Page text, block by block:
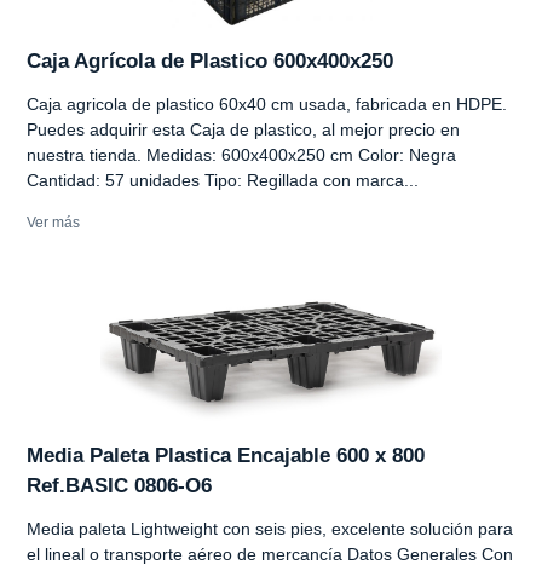
Caja Agrícola de Plastico 600x400x250
Caja agricola de plastico 60x40 cm usada, fabricada en HDPE.
Puedes adquirir esta Caja de plastico, al mejor precio en
nuestra tienda. Medidas: 600x400x250 cm Color: Negra
Cantidad: 57 unidades Tipo: Regillada con marca...
Ver más
Media Paleta Plastica Encajable 600 x 800
Ref.BASIC 0806-O6
Media paleta Lightweight con seis pies, excelente solución para
el lineal o transporte aéreo de mercancía Datos Generales Con